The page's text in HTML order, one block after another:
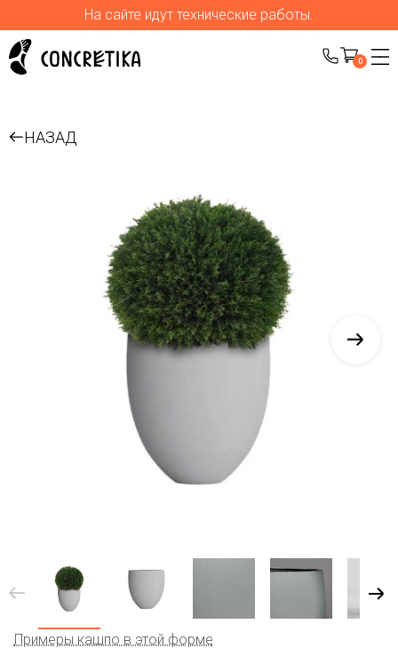
На сайте идут технические работы.
0
НАЗАД
Примеры кашпо в этой форме